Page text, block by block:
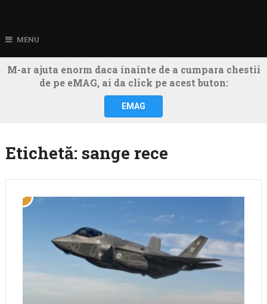
MENU
M-ar ajuta enorm daca inainte de a cumpara chestii
de pe eMAG, ai da click pe acest buton:
EMAG
Etichetă: sange rece